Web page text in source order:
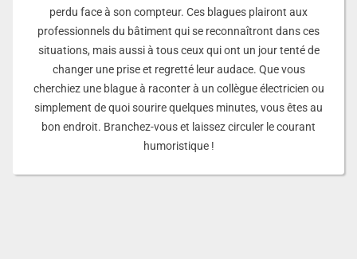
perdu face à son compteur. Ces blagues plairont aux
professionnels du bâtiment qui se reconnaîtront dans ces
situations, mais aussi à tous ceux qui ont un jour tenté de
changer une prise et regretté leur audace. Que vous
cherchiez une blague à raconter à un collègue électricien ou
simplement de quoi sourire quelques minutes, vous êtes au
bon endroit. Branchez-vous et laissez circuler le courant
humoristique !